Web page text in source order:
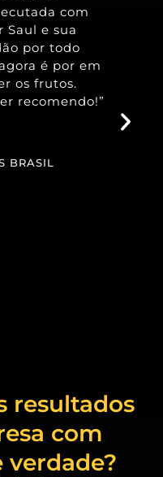
com
Saul e sua
por todo
é por em
os frutos.
recomendo!”
BRASIL
resultados
com